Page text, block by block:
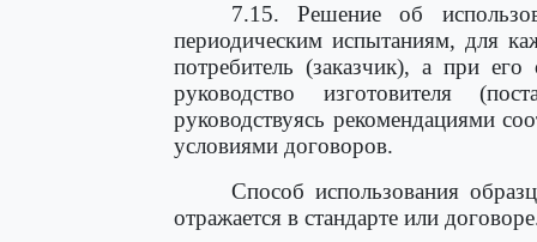
7.15. Решение об
периодическим испытаниям, для
потребитель (заказчик), а при
руководство изготовителя
руководствуясь рекомендациями
условиями договоров.
Способ использования
отражается в стандарте или